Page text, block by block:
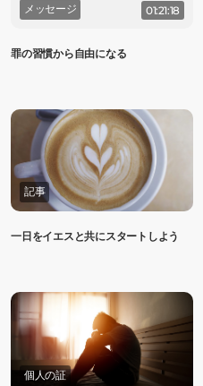
メッセージ 01:21:18
罪の習慣から自由になる
記事
一日をイエスと共にスタートしよう
個人の証